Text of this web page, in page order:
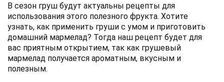
В сезон груш будут актуальны рецепты для
использования этого полезного фрукта. Хотите
узнать, как применить груши с умом и приготовить
домашний мармелад? Тогда наш рецепт будет для
вас приятным открытием, так как грушевый
мармелад получается ароматным, вкусным и
полезным.